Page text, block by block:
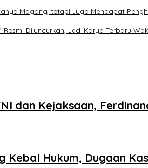
Magang, tetapi Juga Mendapat
Resmi Diluncurkan, Jadi Karya Terbaru
dan Kejaksaan,
Kebal Hukum, Dugaan